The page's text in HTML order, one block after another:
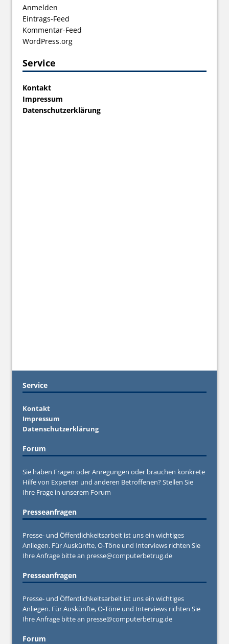
Anmelden
Eintrags-Feed
Kommentar-Feed
WordPress.org
Service
Kontakt
Impressum
Datenschutzerklärung
Service
Kontakt
Impressum
Datenschutzerklärung
Forum
Sie haben Fragen oder Anregungen oder brauchen konkrete
Hilfe von Experten und anderen Betroffenen? Stellen Sie
Ihre Frage in unserem Forum
Presseanfragen
Presse- und Öffentlichkeitsarbeit ist uns ein wichtiges
Anliegen. Für Auskünfte, O-Töne und Interviews richten Sie
Ihre Anfrage bitte an presse@computerbetrug.de
Presseanfragen
Presse- und Öffentlichkeitsarbeit ist uns ein wichtiges
Anliegen. Für Auskünfte, O-Töne und Interviews richten Sie
Ihre Anfrage bitte an presse@computerbetrug.de
Forum